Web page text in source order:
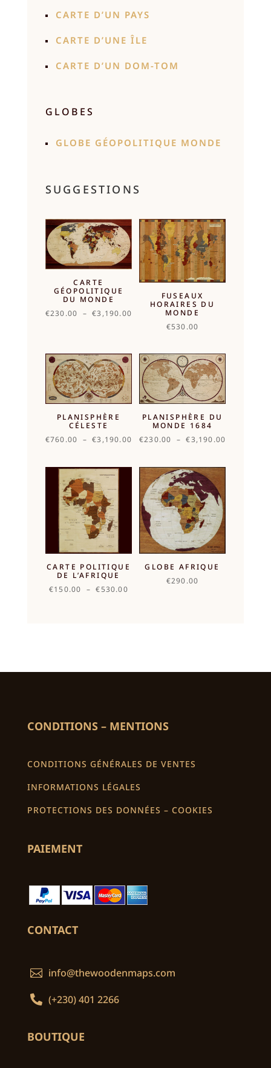
CARTE D’UN PAYS
CARTE D’UNE ÎLE
CARTE D’UN DOM-TOM
GLOBES
GLOBE GÉOPOLITIQUE MONDE
SUGGESTIONS
CARTE
GÉOPOLITIQUE
DU MONDE
€230.00 – €3,190.00
€3,190.00
FUSEAUX
HORAIRES DU
MONDE
€530.00
PLANISPHÈRE
CÉLESTE
€760.00 – €3,190.00 Plage
€760.00
€3,190.00
PLANISPHÈRE DU
MONDE 1684
€230.00 – €3,190.00
CARTE POLITIQUE
DE L’AFRIQUE
€150.00 – €530.00Plage
GLOBE AFRIQUE
€290.00
CONDITIONS – MENTIONS
CONDITIONS GÉNÉRALES DE VENTES
INFORMATIONS LÉGALES
PROTECTIONS DES DONNÉES – COOKIES
PAIEMENT
CONTACT
 info@thewoodenmaps.com
 (+230) 401 2266
BOUTIQUE